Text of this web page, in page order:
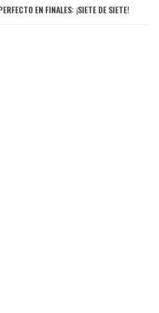
EN FINALES: ¡SIETE DE SIETE!